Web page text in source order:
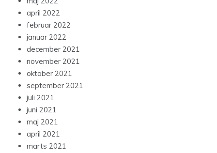
april 2022
februar 2022
januar 2022
december 2021
november 2021
oktober 2021
september 2021
juli 2021
juni 2021
maj 2021
april 2021
marts 2021